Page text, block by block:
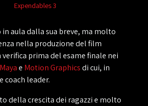
Expendables 3
aula dalla sua breve, ma molto
nella produzione del film
verifica prima del esame finale nei
e Motion Graphicsdi cui, in
coach leader.
della crescita dei ragazzi e molto